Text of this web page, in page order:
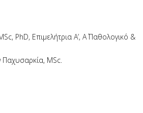
PhD, Επιμελήτρια Α’, Α΄ Παθολογικό &
Παχυσαρκία, MSc.